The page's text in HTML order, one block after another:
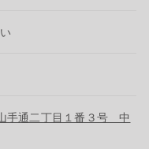
手通二丁目１番３号 中